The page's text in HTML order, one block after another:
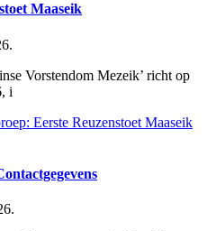
Maaseik
Vorstendom Mezeik’ richt op
i
Eerste Reuzenstoet Maaseik